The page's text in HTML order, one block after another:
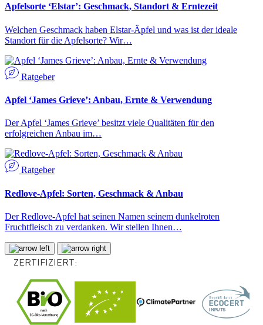
Apfelsorte ‘Elstar’: Geschmack, Standort & Erntezeit
Welchen Geschmack haben Elstar-Äpfel und was ist der ideale
Standort für die Apfelsorte? Wir…
Ratgeber
Apfel ‘James Grieve’: Anbau, Ernte & Verwendung
Der Apfel ‘James Grieve’ besitzt viele Qualitäten für den
erfolgreichen Anbau im…
Ratgeber
Redlove-Apfel: Sorten, Geschmack & Anbau
Der Redlove-Apfel hat seinen Namen seinem dunkelroten
Fruchtfleisch zu verdanken. Wir stellen Ihnen…
ZERTIFIZIERT: